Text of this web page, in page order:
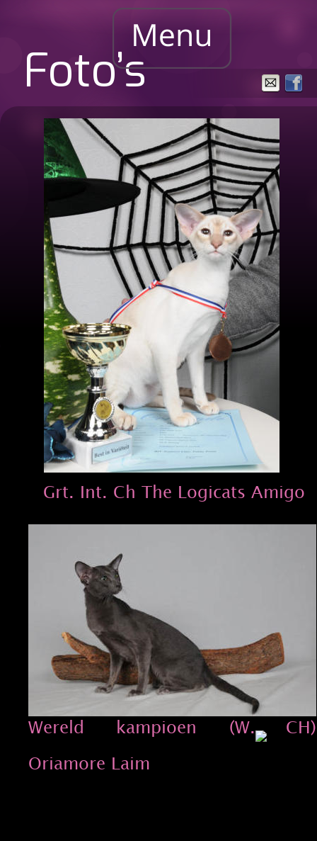
Foto’s
Grt. Int. Ch The Logicats Amigo
Wereld kampioen (W.
Oriamore Laim